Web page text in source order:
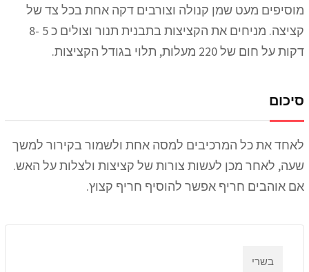
מוסיפים מעט שמן קנולה וצורבים דקה אחת בכל צד של
קציצה. מניחים את הקציצות בתבנית תנור וצולים כ 5 -8
דקות על חום של 220 מעלות, תלוי בגודל הקציצות.
סיכום
לאחד את כל המרכיבים למסה אחת ולשמור בקירור למשך
שעה, לאחר מכן לעשות צורות של קציצות ולצלות על האש.
אם אוהבים חריף אפשר להוסיף חריף קצוץ.
בשרי